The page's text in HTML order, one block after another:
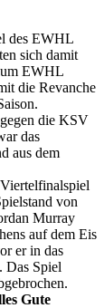
des EWHL
sich damit
EWHL
die Revanche
die KSV
das
aus dem
von
Murray
auf dem Eis
er in das
Das Spiel
Gute